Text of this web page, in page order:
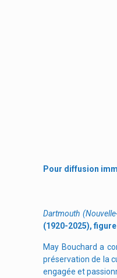
Pour diffusion
Dartmouth
(1920-2025),
May Bouchard a
préservation de la
engagée et